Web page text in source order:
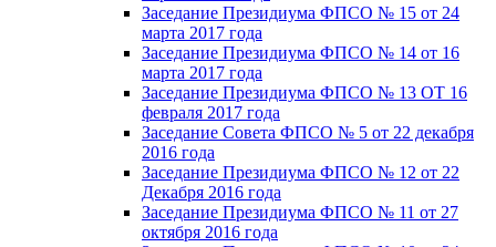
Заседание Президиума ФПСО № 15 от 24
марта 2017 года
Заседание Президиума ФПСО № 14 от 16
марта 2017 года
Заседание Президиума ФПСО № 13 ОТ 16
февраля 2017 года
Заседание Совета ФПСО № 5 от 22 декабря
2016 года
Заседание Президиума ФПСО № 12 от 22
Декабря 2016 года
Заседание Президиума ФПСО № 11 от 27
октября 2016 года